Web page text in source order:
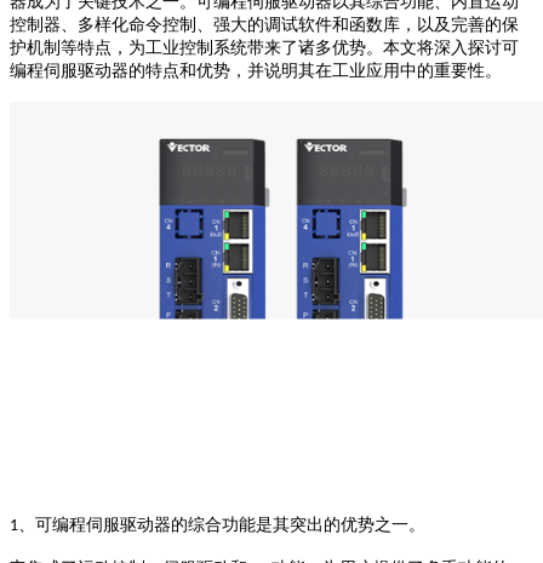
控制器、多样化命令控制、强大的调试软件和函数库，以及完善的保
护机制等特点，为工业控制系统带来了诸多优势。本文将深入探讨可
编程伺服驱动器的特点和优势，并说明其在工业应用中的重要性。
1 可编程伺服驱动器的综合功能是其突出的优势之一。